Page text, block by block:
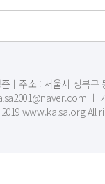
ㅣ주소 : 서울시 성북구
ㅣ
www.kalsa.org All